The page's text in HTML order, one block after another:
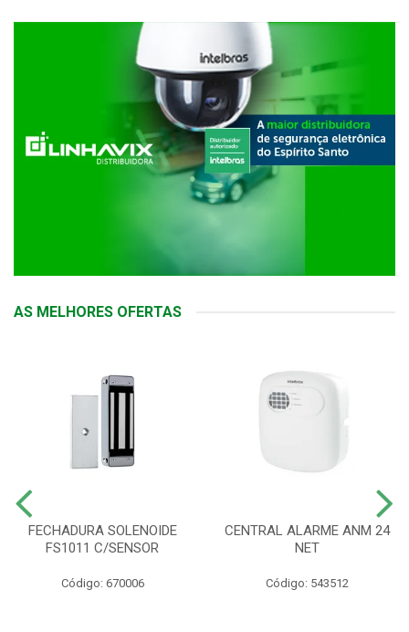
AS MELHORES OFERTAS
FECHADURA SOLENOIDE
FS1011 C/SENSOR
Código: 670006
CENTRAL ALARME ANM 24
NET
Código: 543512